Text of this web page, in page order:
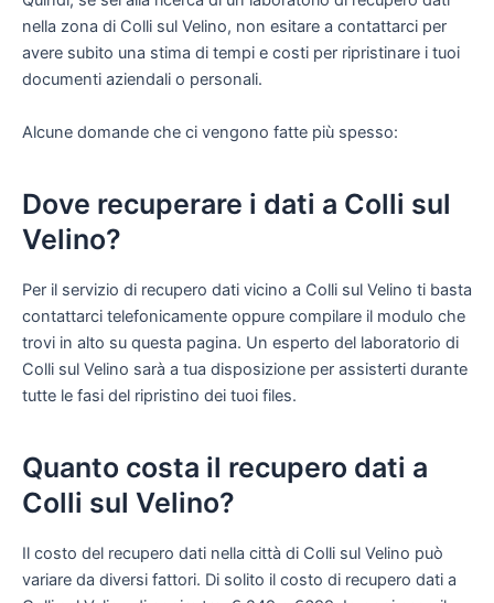
nella zona di Colli sul Velino, non esitare a contattarci per
avere subito una stima di tempi e costi per ripristinare i tuoi
documenti aziendali o personali.
Alcune domande che ci vengono fatte più spesso:
Dove recuperare i dati a Colli sul
Velino?
Per il servizio di recupero dati vicino a Colli sul Velino ti basta
contattarci telefonicamente oppure compilare il modulo che
trovi in alto su questa pagina. Un esperto del laboratorio di
Colli sul Velino sarà a tua disposizione per assisterti durante
tutte le fasi del ripristino dei tuoi files.
Quanto costa il recupero dati a
Colli sul Velino?
Il costo del recupero dati nella città di Colli sul Velino può
variare da diversi fattori. Di solito il costo di recupero dati a